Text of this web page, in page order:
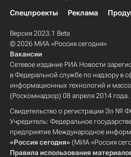
Спецпроекты
Реклама
Версия 2023.1 Beta
© 2026 МИА «Россия сегодня»
Вакансии
Сетевое издание РИА Новости
в Федеральной службе по надзору в
информационных технологий и
(Роскомнадзор) 08 апреля 2014 года.
Свидетельство о регистрации Эл №
Учредитель: Федеральное
предприятие Международное
«Россия сегодня» (МИА «Россия
Правила использования